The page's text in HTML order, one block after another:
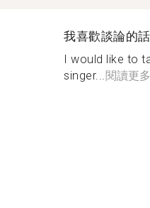
我喜歡談論的
I would like to
singer...閱讀更多